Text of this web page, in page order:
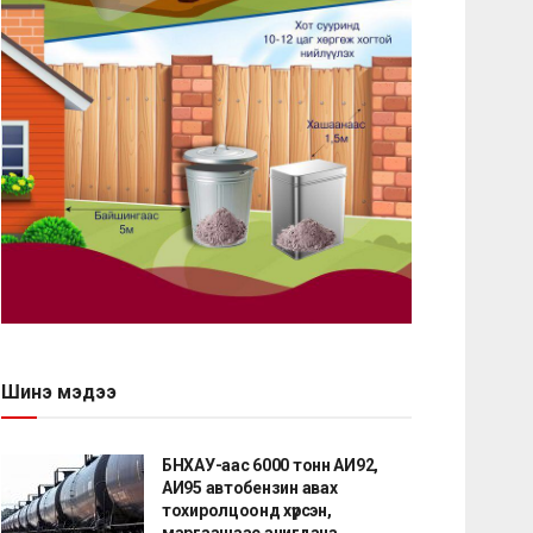
Шинэ мэдээ
БНХАУ-аас 6000 тонн АИ92,
АИ95 автобензин авах
тохиролцоонд хүрсэн,